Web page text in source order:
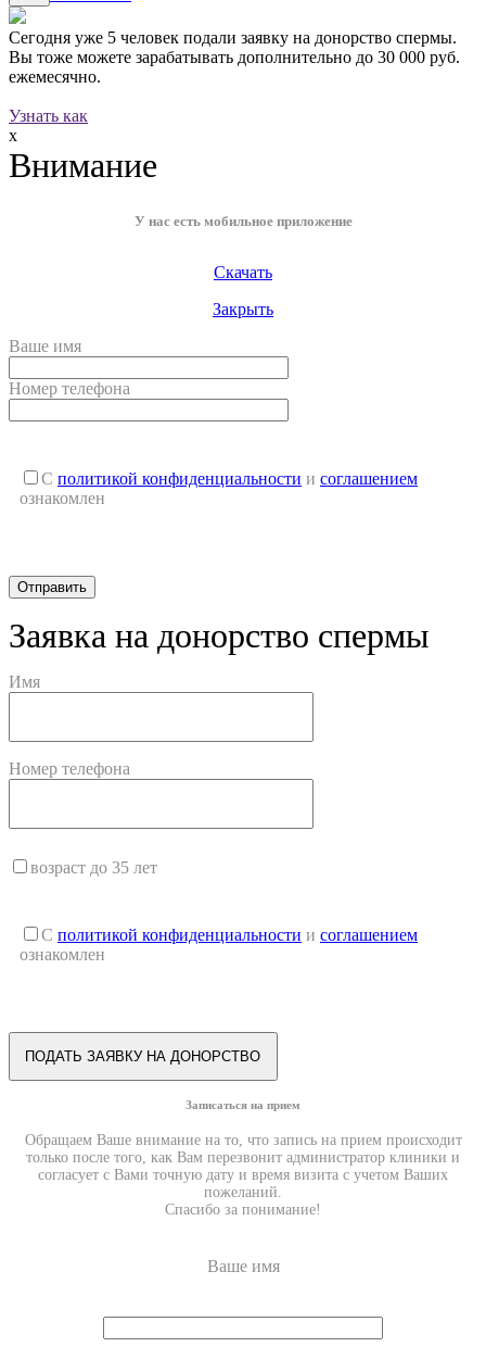
Сегодня уже 5 человек подали заявку на донорство спермы.
Вы тоже можете зарабатывать дополнительно до 30 000 руб.
ежемесячно.
Узнать как
x
Внимание
У нас есть мобильное приложение
Скачать
Закрыть
Ваше имя
Номер телефона
С политикой конфиденциальности и соглашением
ознакомлен
Заявка на донорство спермы
Имя
Номер телефона
возраст до 35 лет
С политикой конфиденциальности и соглашением
ознакомлен
Записаться на прием
Обращаем Ваше внимание на то, что запись на прием происходит
только после того, как Вам перезвонит администратор клиники и
согласует с Вами точную дату и время визита с учетом Ваших
пожеланий.
Спасибо за понимание!
Ваше имя